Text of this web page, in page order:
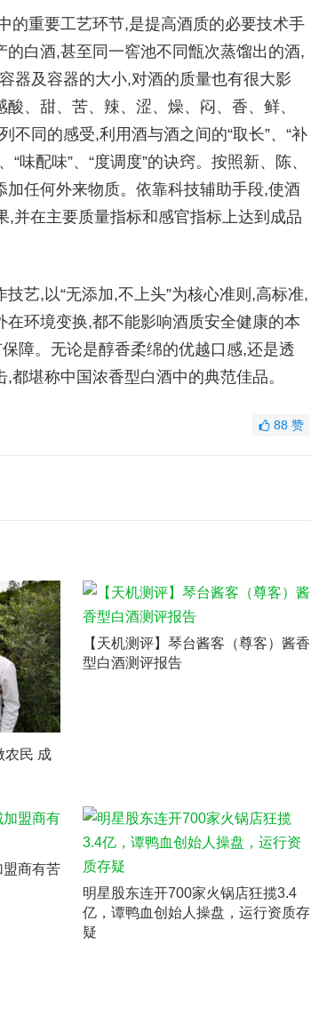
的重要工艺环节,是提高酒质的必要技术手
白酒,甚至同一窖池不同甑次蒸馏出的酒,
器及容器的大小,对酒的质量也有很大影
、甜、苦、辣、涩、燥、闷、香、鲜、
同的感受,利用酒与酒之间的“取长”、“补
“味配味”、“度调度”的诀窍。按照新、陈、
任何外来物质。依靠科技辅助手段,使酒
,并在主要质量指标和感官指标上达到成品
艺,以“无添加,不上头”为核心准则,高标准,
环境变换,都不能影响酒质安全健康的本
障。无论是醇香柔绵的优越口感,还是透
堪称中国浓香型白酒中的典范佳品。
88 赞
农民 成
【天机测评】琴台酱客（尊客）酱香
型白酒测评报告
商有苦
明星股东连开700家火锅店狂揽3.4
亿，谭鸭血创始人操盘，运行资质存
疑